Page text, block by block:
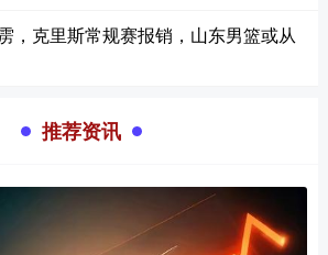
，克里斯常规赛报销，山东男篮或从
推荐资讯